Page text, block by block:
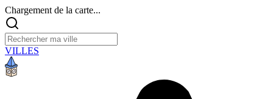
Chargement de la carte...
VILLES